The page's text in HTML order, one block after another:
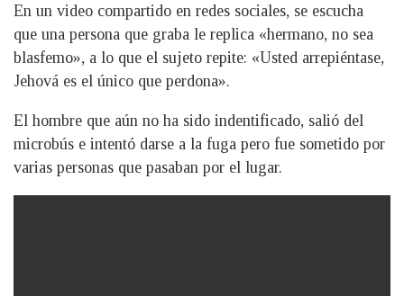
En un video compartido en redes sociales, se escucha
que una persona que graba le replica «hermano, no sea
blasfemo», a lo que el sujeto repite: «Usted arrepiéntase,
Jehová es el único que perdona».
El hombre que aún no ha sido indentificado, salió del
microbús e intentó darse a la fuga pero fue sometido por
varias personas que pasaban por el lugar.